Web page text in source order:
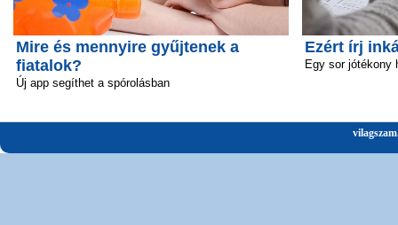
Mire és mennyire gyűjtenek a
fiatalok?
Új app segíthet a spórolásban
Ezért írj
Egy sor jótékony